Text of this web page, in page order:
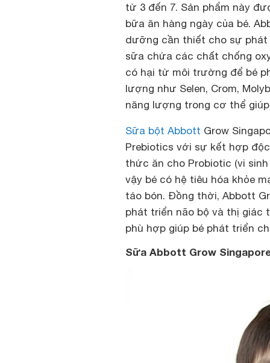
từ 3 đến 7. Sản phẩm này
bữa ăn hàng ngày của bé.
dưỡng cần thiết cho sự phát
sữa chứa các chất chống
có hại từ môi trường để bé
lượng như Selen, Crom,
năng lượng trong cơ thể
Sữa bột Abbott Grow
Prebiotics với sự kết hợp
thức ăn cho Probiotic (vi
vậy bé có hệ tiêu hóa khỏe
táo bón. Đồng thời, Abbott
phát triển não bộ và thị giác
phù hợp giúp bé phát triển
Sữa Abbott Grow